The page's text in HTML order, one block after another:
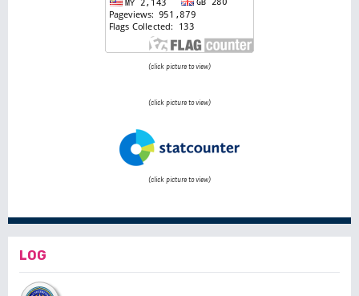
(click picture to view)
(click picture to view)
(click picture to view)
LOG